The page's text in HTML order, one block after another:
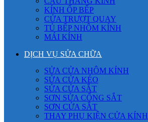
KÍNH ỐP BẾP
CỬA TRƯỢT QUAY
TỦ BẾP NHÔM KÍNH
MÁI KÍNH
DỊCH VỤ SỬA CHỮA
SỬA CỬA NHÔM KÍNH
SỬA CỬA KÉO
SỬA CỬA SẮT
SƠN SỬA CỔNG SẮT
SƠN CỬA SẮT
THAY PHỤ KIỆN CỬA KÍNH